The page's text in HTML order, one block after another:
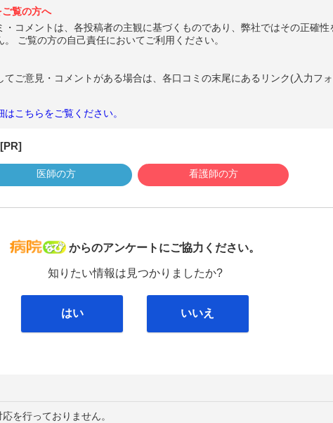
覧の方へ
・コメントは、各投稿者の主観に基づくものであり、弊社ではその正確性
ご覧の方の自己責任においてご利用ください。
てご意見・コメントがある場合は、各口コミの末尾にあるリンク(入力フ
こちらをご覧ください。
[PR]
医師の方 看護師の方
病院なび
からのアンケートにご協力ください。
知りたい情報は見つかりましたか?
はい いいえ
を行っておりません。